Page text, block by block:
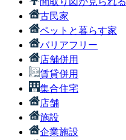
古民家
ペットと暮らす家
バリアフリー
店舗併用
賃貸併用
集合住宅
店舗
施設
企業施設